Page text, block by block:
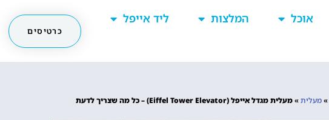
אוכל המלצות
ליד אייפל
כרטיסים
»מעלית»מעלית מגדל אייפל (Eiffel Tower Elevator) – כל מה שצריך לדעת